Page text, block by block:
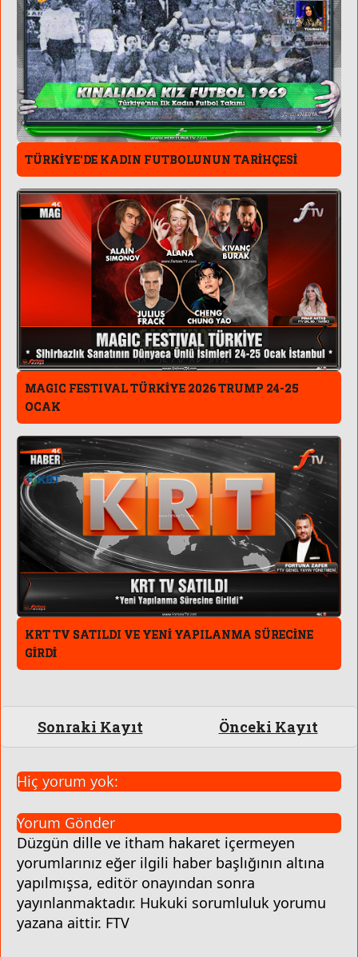
TÜRKİYE'DE KADIN FUTBOLUNUN TARİHÇESİ
MAGIC FESTIVAL TÜRKİYE 2026 TRUMP 24-25
OCAK
KRT TV SATILDI VE YENİ YAPILANMA SÜRECİNE
GİRDİ
Sonraki Kayıt Önceki Kayıt
Hiç yorum yok:
Yorum Gönder
Düzgün dille ve itham hakaret içermeyen
yorumlarınız eğer ilgili haber başlığının altına
yapılmışsa, editör onayından sonra
yayınlanmaktadır. Hukuki sorumluluk yorumu
yazana aittir. FTV